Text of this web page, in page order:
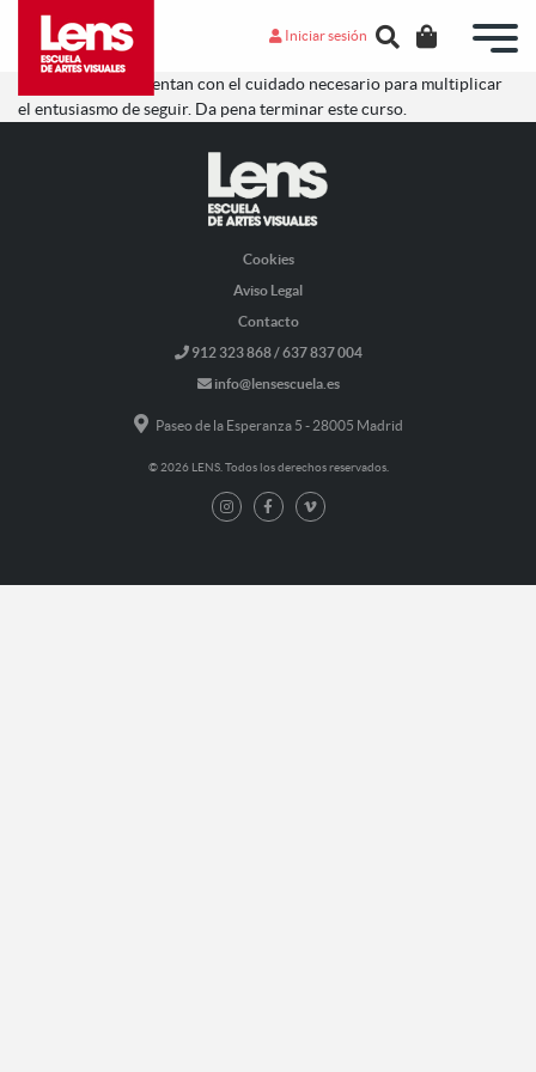
Iniciar sesión
Los profesores orientan con el cuidado necesario para multiplicar
el entusiasmo de seguir. Da pena terminar este curso.
Cookies
Aviso Legal
Contacto
912 323 868 / 637 837 004
info@lensescuela.es
Paseo de la Esperanza 5 - 28005 Madrid
© 2026 LENS. Todos los derechos reservados.